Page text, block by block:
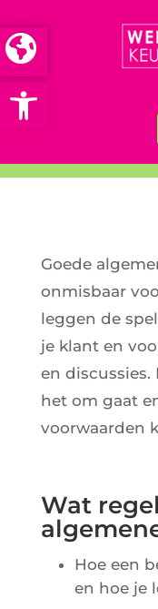
Open
Goede
onmisbaar
leggen de
je klant en
en discussies.
het om gaat
voorwaarden
Wat
Hoe een
en hoe je